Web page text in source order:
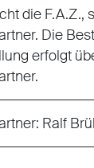
die F.A.Z.,
Die
erfolgt
Ralf